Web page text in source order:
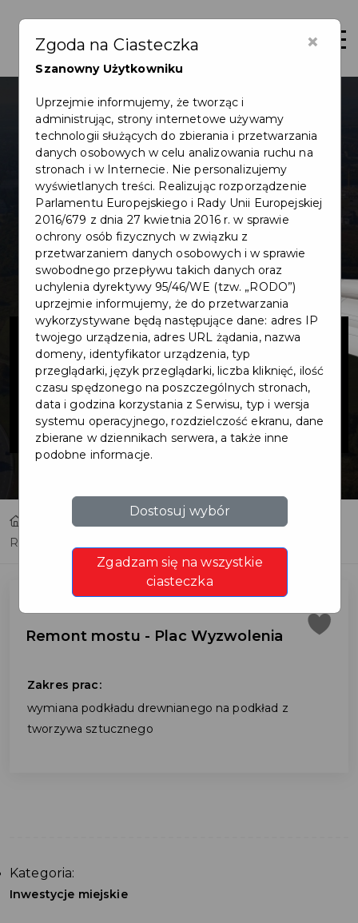
Remont mostu
- Plac
Wyzwolenia
Inwestycje
Remont mostu - Plac Wyzwolenia
Remont mostu - Plac Wyzwolenia
Zakres prac:
wymiana podkładu drewnianego na podkład z
tworzywa sztucznego
Kategoria:
Inwestycje miejskie
×
Zgoda na Ciasteczka
Szanowny Użytkowniku
Uprzejmie informujemy, że tworząc i
administrując, strony internetowe używamy
technologii służących do zbierania i przetwarzania
danych osobowych w celu analizowania ruchu na
stronach i w Internecie. Nie personalizujemy
wyświetlanych treści. Realizując rozporządzenie
Parlamentu Europejskiego i Rady Unii Europejskiej
2016/679 z dnia 27 kwietnia 2016 r. w sprawie
ochrony osób fizycznych w związku z
przetwarzaniem danych osobowych i w sprawie
swobodnego przepływu takich danych oraz
uchylenia dyrektywy 95/46/WE (tzw. „RODO”)
uprzejmie informujemy, że do przetwarzania
wykorzystywane będą następujące dane: adres IP
twojego urządzenia, adres URL żądania, nazwa
domeny, identyfikator urządzenia, typ
przeglądarki, język przeglądarki, liczba kliknięć, ilość
czasu spędzonego na poszczególnych stronach,
data i godzina korzystania z Serwisu, typ i wersja
systemu operacyjnego, rozdzielczość ekranu, dane
zbierane w dziennikach serwera, a także inne
podobne informacje.
Dostosuj wybór
Zgadzam się na wszystkie
ciasteczka